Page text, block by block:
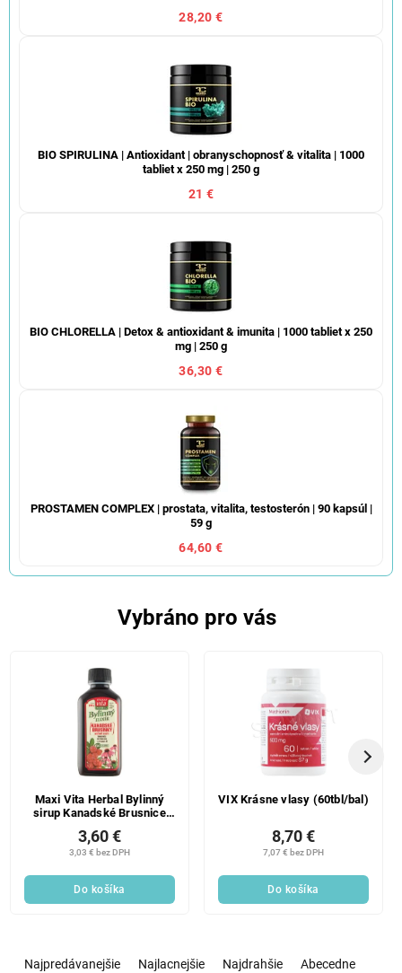
28,20 €
BIO SPIRULINA | Antioxidant | obranyschopnosť & vitalita | 1000
tabliet x 250 mg | 250 g
21 €
BIO CHLORELLA | Detox & antioxidant & imunita | 1000 tabliet x 250
mg | 250 g
36,30 €
PROSTAMEN COMPLEX | prostata, vitalita, testosterón | 90 kapsúl |
59 g
64,60 €
Vybráno pro vás
Maxi Vita Herbal Bylinný
sirup Kanadské Brusnice
3,03 € bez DPH
3,60 €
Do košíka
VIX Krásne vlasy (60tbl/bal)
7,07 € bez DPH
8,70 €
Do košíka
Najpredávanejšie Najlacnejšie Najdrahšie Abecedne